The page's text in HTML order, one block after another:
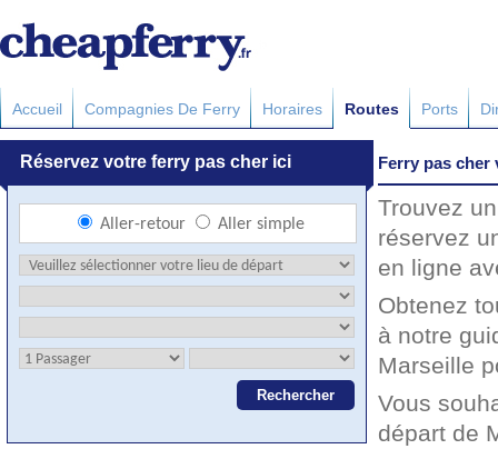
Accueil Compagnies De Ferry Horaires Routes Ports
Ferry pas cher
Trouvez
réservez
en ligne
Obtenez
à notre
Marseille
Vous
départ de